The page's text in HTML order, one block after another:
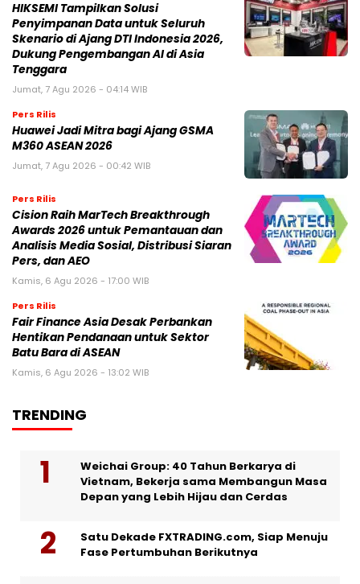
HIKSEMI Tampilkan Solusi
Penyimpanan Data untuk Seluruh
Skenario di Ajang DTI Indonesia 2026,
Dukung Pengembangan AI di Asia
Tenggara
Jumat, 7 Agu 2026 - 04:14 WIB
Pers Rilis
Huawei Jadi Mitra bagi Ajang GSMA
M360 ASEAN 2026
Jumat, 7 Agu 2026 - 00:42 WIB
Pers Rilis
Cision Raih MarTech Breakthrough
Awards 2026 untuk Pemantauan dan
Analisis Media Sosial, Distribusi Siaran
Pers, dan AEO
Kamis, 6 Agu 2026 - 17:00 WIB
Pers Rilis
Fair Finance Asia Desak Perbankan
Hentikan Pendanaan untuk Sektor
Batu Bara di ASEAN
Kamis, 6 Agu 2026 - 13:02 WIB
TRENDING
Weichai Group: 40 Tahun Berkarya di
Vietnam, Bekerja sama Membangun Masa
Depan yang Lebih Hijau dan Cerdas
Satu Dekade FXTRADING.com, Siap Menuju
Fase Pertumbuhan Berikutnya